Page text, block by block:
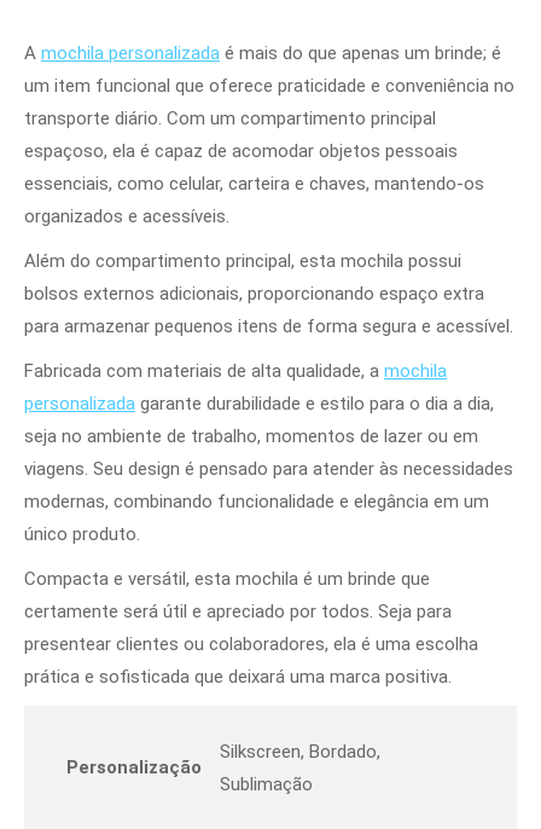
A mochila personalizada é mais do que apenas um brinde; é
um item funcional que oferece praticidade e conveniência no
transporte diário. Com um compartimento principal
espaçoso, ela é capaz de acomodar objetos pessoais
essenciais, como celular, carteira e chaves, mantendo-os
organizados e acessíveis.
Além do compartimento principal, esta mochila possui
bolsos externos adicionais, proporcionando espaço extra
para armazenar pequenos itens de forma segura e acessível.
Fabricada com materiais de alta qualidade, a mochila
personalizada garante durabilidade e estilo para o dia a dia,
seja no ambiente de trabalho, momentos de lazer ou em
viagens. Seu design é pensado para atender às necessidades
modernas, combinando funcionalidade e elegância em um
único produto.
Compacta e versátil, esta mochila é um brinde que
certamente será útil e apreciado por todos. Seja para
presentear clientes ou colaboradores, ela é uma escolha
prática e sofisticada que deixará uma marca positiva.
Personalização
Silkscreen, Bordado,
Sublimação